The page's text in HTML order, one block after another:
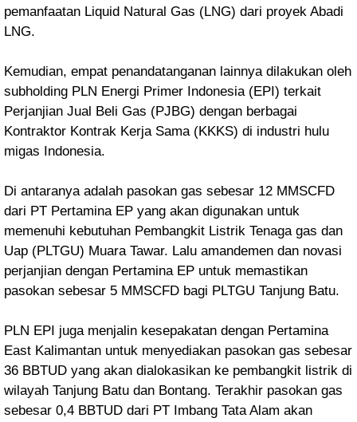
pemanfaatan Liquid Natural Gas (LNG) dari proyek Abadi
LNG.
Kemudian, empat penandatanganan lainnya dilakukan oleh
subholding PLN Energi Primer Indonesia (EPI) terkait
Perjanjian Jual Beli Gas (PJBG) dengan berbagai
Kontraktor Kontrak Kerja Sama (KKKS) di industri hulu
migas Indonesia.
Di antaranya adalah pasokan gas sebesar 12 MMSCFD
dari PT Pertamina EP yang akan digunakan untuk
memenuhi kebutuhan Pembangkit Listrik Tenaga gas dan
Uap (PLTGU) Muara Tawar. Lalu amandemen dan novasi
perjanjian dengan Pertamina EP untuk memastikan
pasokan sebesar 5 MMSCFD bagi PLTGU Tanjung Batu.
PLN EPI juga menjalin kesepakatan dengan Pertamina
East Kalimantan untuk menyediakan pasokan gas sebesar
36 BBTUD yang akan dialokasikan ke pembangkit listrik di
wilayah Tanjung Batu dan Bontang. Terakhir pasokan gas
sebesar 0,4 BBTUD dari PT Imbang Tata Alam akan